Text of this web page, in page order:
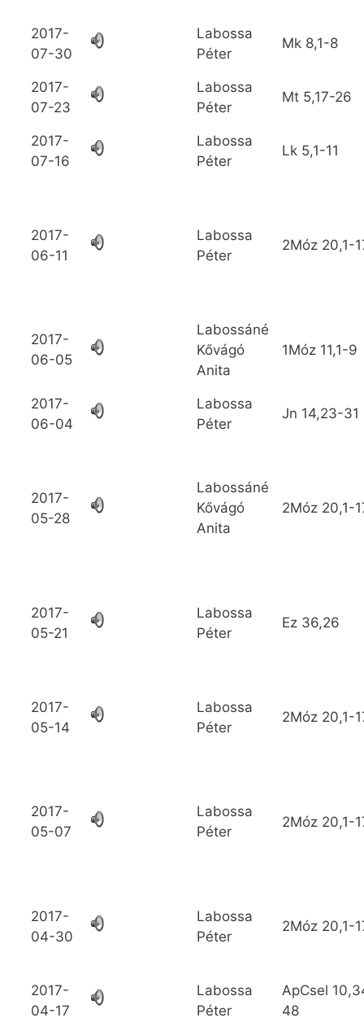
2017-
07-30
Labossa
Péter
Mk 8,1-8
2017-
07-23
Labossa
Péter
Mt 5,17-26
2017-
07-16
Labossa
Péter
Lk 5,1-11
2017-
06-11
Labossa
Péter
2Móz 20,1-
2017-
06-05
Labossáné
Kővágó
Anita
1Móz 11,1-9
2017-
06-04
Labossa
Péter
Jn 14,23-31
2017-
05-28
Labossáné
Kővágó
Anita
2Móz 20,1-
2017-
05-21
Labossa
Péter
Ez 36,26
2017-
05-14
Labossa
Péter
2Móz 20,1-
2017-
05-07
Labossa
Péter
2Móz 20,1-
2017-
04-30
Labossa
Péter
2Móz 20,1-
2017-
04-17
Labossa
Péter
ApCsel
48